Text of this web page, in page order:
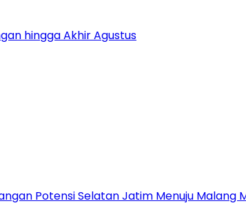
hingga Akhir Agustus
Potensi Selatan Jatim Menuju Malang